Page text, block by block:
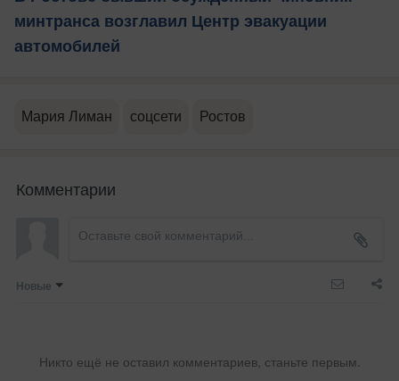
минтранса возглавил Центр эвакуации
автомобилей
Мария Лиман соцсети Ростов
Комментарии
Новые
Никто ещё не оставил комментариев, станьте первым.